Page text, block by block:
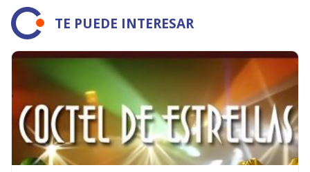
TE PUEDE INTERESAR